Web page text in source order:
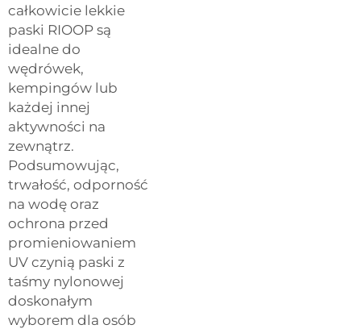
całkowicie lekkie
paski RIOOP są
idealne do
wędrówek,
kempingów lub
każdej innej
aktywności na
zewnątrz.
Podsumowując,
trwałość, odporność
na wodę oraz
ochrona przed
promieniowaniem
UV czynią paski z
taśmy nylonowej
doskonałym
wyborem dla osób